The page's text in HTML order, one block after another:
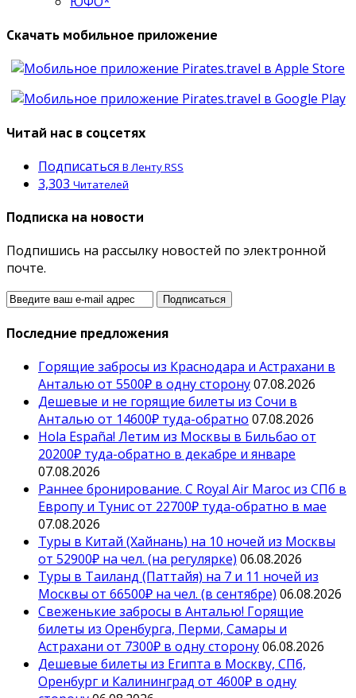
Скачать мобильное приложение
Читай нас в соцсетях
Подписаться В Ленту RSS
3,303 Читателей
Подписка на новости
Подпишись на рассылку новостей по электронной
почте.
Последние предложения
Горящие забросы из Краснодара и Астрахани в
Анталью от 5500₽ в одну сторону07.08.2026
Дешевые и не горящие билеты из Сочи в
Анталью от 14600₽ туда-обратно 07.08.2026
Hola España! Летим из Москвы в Бильбао от
20200₽ туда-обратно в декабре и январе
07.08.2026
Раннее бронирование. С Royal Air Maroc из СПб в
Европу и Тунис от 22700₽ туда-обратно в мае
07.08.2026
Туры в Китай (Хайнань) на 10 ночей из Москвы
от 52900₽ на чел. (на регулярке) 06.08.2026
Туры в Таиланд (Паттайя) на 7 и 11 ночей из
Москвы от 66500₽ на чел. (в сентябре) 06.08.2026
Свеженькие забросы в Анталью! Горящие
билеты из Оренбурга, Перми, Самары и
Астрахани от 7300₽ в одну сторону06.08.2026
Дешевые билеты из Египта в Москву, СПб,
Оренбург и Калининград от 4600₽ в одну